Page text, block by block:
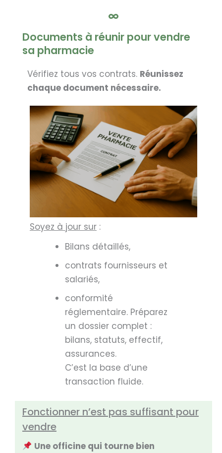
Documents à réunir pour vendre
sa pharmacie
Vérifiez tous vos contrats. Réunissez
chaque document nécessaire.
Soyez à jour sur :
Bilans détaillés,
contrats fournisseurs et
salariés,
conformité
réglementaire. Préparez
un dossier complet :
bilans, statuts, effectif,
assurances.
C’est la base d’une
transaction fluide.
Fonctionner n’est pas suffisant pour
vendre
Une officine qui tourne bien